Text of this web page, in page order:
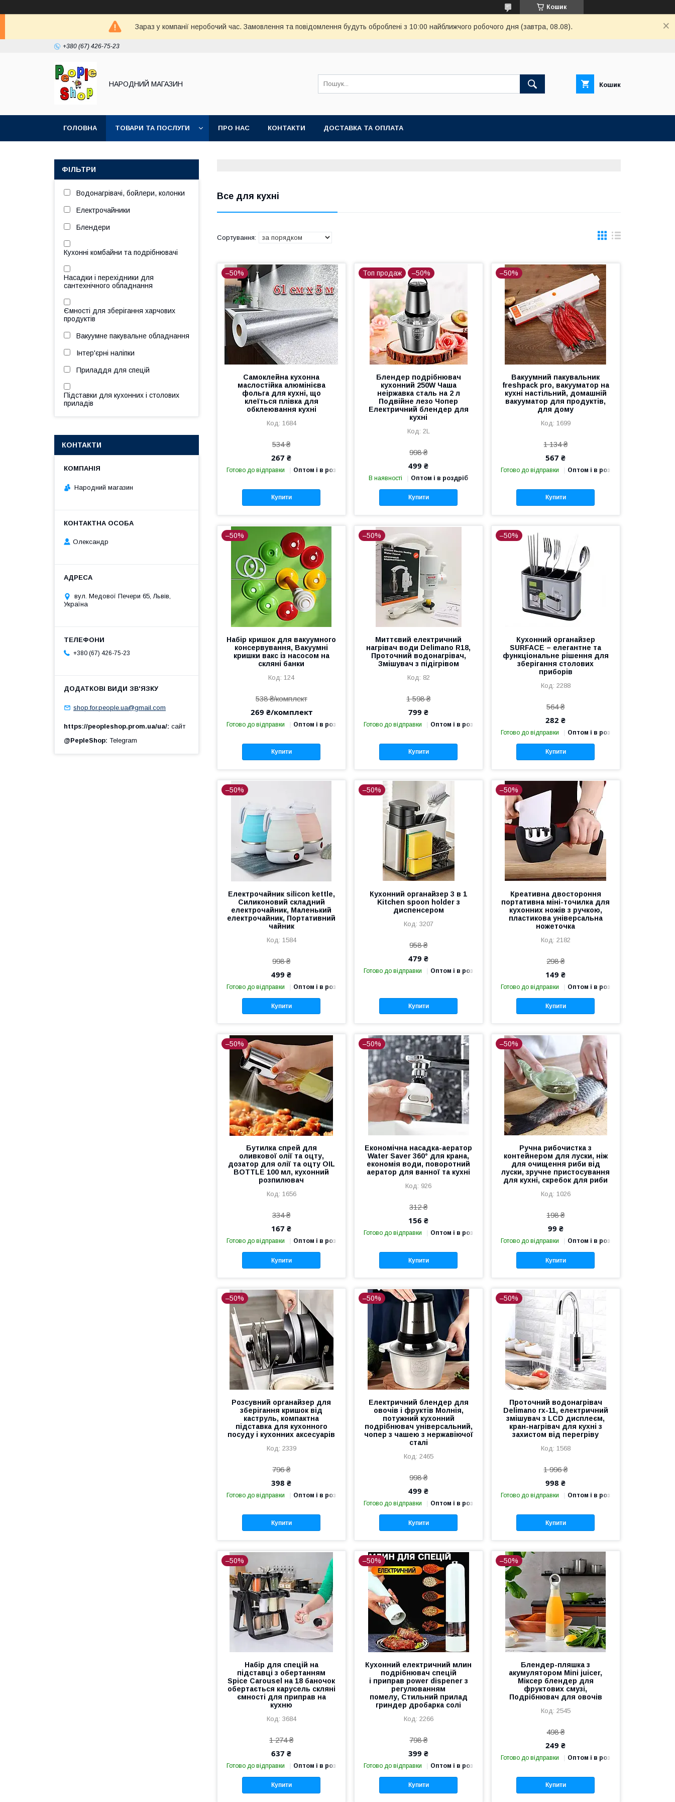
Кошик
Зараз у компанії неробочий час. Замовлення та повідомлення будуть оброблені з 10:00 найближчого робочого дня (завтра, 08.08).
+380 (67) 426-75-23
НАРОДНИЙ МАГАЗИН Кошик
ГОЛОВНА ТОВАРИ ТА ПОСЛУГИ ПРО НАС КОНТАКТИ ДОСТАВКА ТА ОПЛАТА
Все для кухні
–50%
Самоклейна кухонна
маслостійка алюмінієва
фольга для кухні, що
клеїться плівка для
обклеювання кухні
1684
534 ₴
267 ₴
Готово до відправки Оптом і в роздріб
Купити
Топ продаж –50%
Блендер подрібнювач
кухонний 250W Чаша
неіржавка сталь на 2 л
Подвійне лезо Чопер
Електричний блендер для
кухні
2L
998 ₴
499 ₴
В наявності Оптом і в роздріб
Купити
–50%
Вакуумний пакувальник
freshpack pro, вакууматор на
кухні настільний, домашній
вакууматор для продуктів,
для дому
1699
1 134 ₴
567 ₴
Готово до відправки Оптом і в роздріб
Купити
–50%
Набір кришок для вакуумного
консервування, Вакуумні
кришки вакс із насосом на
скляні банки
124
538 ₴/комплект
269 ₴/комплект
Готово до відправки Оптом і в роздріб
Купити
–50%
Миттєвий електричний
нагрівач води Delimano R18,
Проточний водонагрівач,
Змішувач з підігрівом
82
1 598 ₴
799 ₴
Готово до відправки Оптом і в роздріб
Купити
–50%
Кухонний органайзер
SURFACE – елегантне та
функціональне рішення для
зберігання столових
приборів
2288
564 ₴
282 ₴
Готово до відправки Оптом і в роздріб
Купити
–50%
Електрочайник silicon kettle,
Силиконовий складний
електрочайник, Маленький
електрочайник, Портативний
чайник
1584
998 ₴
499 ₴
Готово до відправки Оптом і в роздріб
Купити
–50%
Кухонний органайзер 3 в 1
Kitchen spoon holder з
диспенсером
3207
958 ₴
479 ₴
Готово до відправки Оптом і в роздріб
Купити
–50%
Креативна двостороння
портативна міні-точилка для
кухонних ножів з ручкою,
пластикова універсальна
ножеточка
2182
298 ₴
149 ₴
Готово до відправки Оптом і в роздріб
Купити
–50%
Бутилка спрей для
оливкової олії та оцту,
дозатор для олії та оцту OIL
BOTTLE 100 мл, кухонний
розпилювач
1656
334 ₴
167 ₴
Готово до відправки Оптом і в роздріб
Купити
–50%
Економічна насадка-аератор
Water Saver 360° для крана,
економія води, поворотний
аератор для ванної та кухні
926
312 ₴
156 ₴
Готово до відправки Оптом і в роздріб
Купити
–50%
Ручна рибочистка з
контейнером для луски, ніж
для очищення риби від
луски, зручне пристосування
для кухні, скребок для риби
1026
198 ₴
99 ₴
Готово до відправки Оптом і в роздріб
Купити
–50%
Розсувний органайзер для
зберігання кришок від
каструль, компактна
підставка для кухонного
посуду і кухонних аксесуарів
2339
796 ₴
398 ₴
Готово до відправки Оптом і в роздріб
Купити
–50%
Електричний блендер для
овочів і фруктів Молнія,
потужний кухонний
подрібнювач універсальний,
чопер з чашею з нержавіючої
сталі
2465
998 ₴
499 ₴
Готово до відправки Оптом і в роздріб
Купити
–50%
Проточний водонагрівач
Dеlimano rx-11, електричний
змішувач з LCD дисплеєм,
кран-нагрівач для кухні з
захистом від перегріву
1568
1 996 ₴
998 ₴
Готово до відправки Оптом і в роздріб
Купити
–50%
Набір для спецій на
підставці з обертанням
Spice Carousel на 18 баночок
обертається карусель скляні
ємності для приправ на
кухню
3684
1 274 ₴
637 ₴
Готово до відправки Оптом і в роздріб
Купити
–50%
Кухонний електричний млин
подрібнювач спецій
і приправ power dispener з
регулюванням
помелу, Стильний прилад
гриндер дробарка солі
2266
798 ₴
399 ₴
Готово до відправки Оптом і в роздріб
Купити
–50%
Блендер-пляшка з
акумулятором Mini juicer,
Міксер блендер для
фруктових смузі,
Подрібнювач для овочів
2545
498 ₴
249 ₴
Готово до відправки Оптом і в роздріб
Купити
ФІЛЬТРИ
Водонагрівачі, бойлери, колонки
Електрочайники
Блендери
Кухонні комбайни та подрібнювачі
Насадки і перехідники для
сантехнічного обладнання
Ємності для зберігання харчових
продуктів
Вакуумне пакувальне обладнання
Інтер'єрні наліпки
Приладдя для спецій
Підставки для кухонних і столових
приладів
КОНТАКТИ
Народний магазин
Олександр
вул. Медової Печери 65, Львів,
Україна
+380 (67) 426-75-23
shop.for.people.ua@gmail.com
https://peopleshop.prom.ua/ua/ сайт
@PepleShop Telegram